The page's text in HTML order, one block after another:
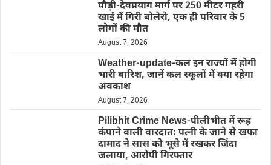
पौड़ी-देवप्रयाग मार्ग पर 250 मीटर गहरी
खाई में गिरी बोलेरो, एक ही परिवार के 5
लोगों की मौत
August 7, 2026
Weather-update-कल इन राज्यों में होगी
भारी बारिश, जानें कल स्कूलों में क्या रहेगा
अवकाश
August 7, 2026
Pilibhit Crime News-पीलीभीत में रूह
कंपाने वाली वारदात: पत्नी के जाने से खफा
दामाद ने सास को भूसे में रखकर जिंदा
जलाया, आरोपी गिरफ्तार